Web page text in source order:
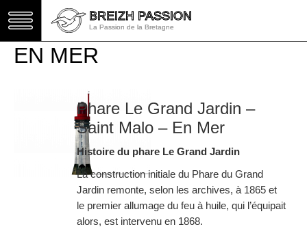
BREIZH PASSION
La Passion de la Bretagne
EN MER
Phare Le Grand Jardin –
Saint Malo – En Mer
Histoire du phare Le Grand Jardin
La construction initiale du Phare du Grand
Jardin remonte, selon les archives, à 1865 et
le premier allumage du feu à huile, qui l’équipait
alors, est intervenu en 1868.
BREIZH PASSION
La Passion de la Bretagne